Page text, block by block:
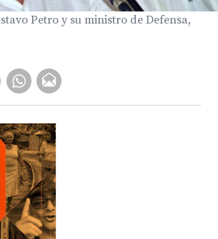
Petro y su ministro de Defensa,